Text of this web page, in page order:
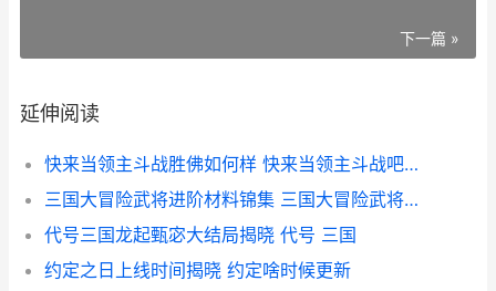
下一篇 »
延伸阅读
快来当领主斗战胜佛如何样 快来当领主斗战吧小说
三国大冒险武将进阶材料锦集 三国大冒险武将怎么分解
代号三国龙起甄宓大结局揭晓 代号 三国
约定之日上线时间揭晓 约定啥时候更新